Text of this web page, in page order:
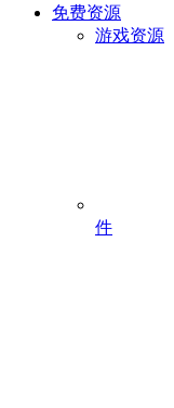
免费资源
游戏资源
件